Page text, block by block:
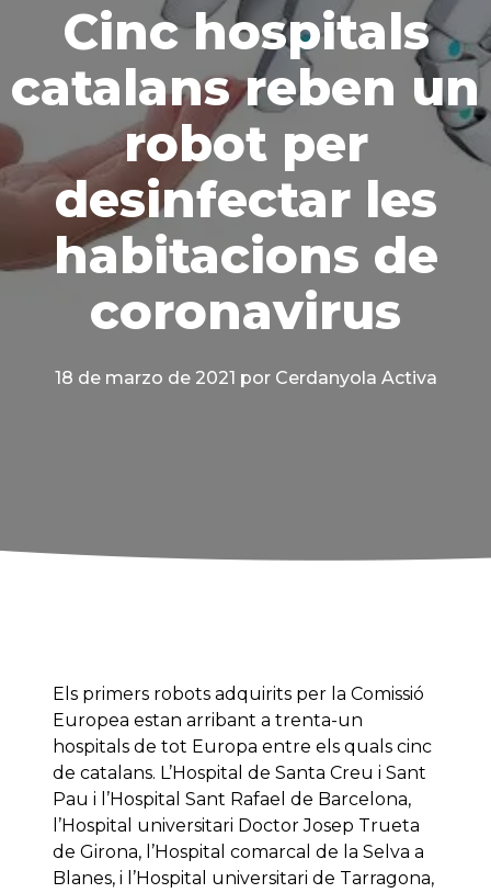
Cinc hospitals
catalans reben un
robot per
desinfectar les
habitacions de
coronavirus
18 de marzo de 2021 por Cerdanyola Activa
Els primers robots adquirits per la Comissió
Europea estan arribant a trenta-un
hospitals de tot Europa entre els quals cinc
de catalans. L’Hospital de Santa Creu i Sant
Pau i l’Hospital Sant Rafael de Barcelona,
l’Hospital universitari Doctor Josep Trueta
de Girona, l’Hospital comarcal de la Selva a
Blanes, i l’Hospital universitari de Tarragona,